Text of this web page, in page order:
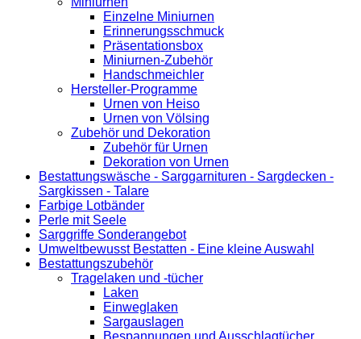
Einzelne Miniurnen
Erinnerungsschmuck
Präsentationsbox
Miniurnen-Zubehör
Handschmeichler
Hersteller-Programme
Urnen von Heiso
Urnen von Völsing
Zubehör und Dekoration
Zubehör für Urnen
Dekoration von Urnen
Bestattungswäsche - Sarggarnituren - Sargdecken -
Sargkissen - Talare
Farbige Lotbänder
Perle mit Seele
Sarggriffe Sonderangebot
Umweltbewusst Bestatten - Eine kleine Auswahl
Bestattungszubehör
Tragelaken und -tücher
Laken
Einweglaken
Sargauslagen
Bespannungen und Ausschlagtücher